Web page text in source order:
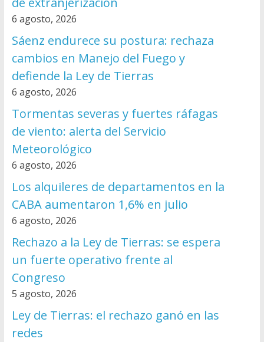
6 agosto, 2026
Sáenz endurece su postura: rechaza
cambios en Manejo del Fuego y
defiende la Ley de Tierras
6 agosto, 2026
Tormentas severas y fuertes ráfagas
de viento: alerta del Servicio
Meteorológico
6 agosto, 2026
Los alquileres de departamentos en la
CABA aumentaron 1,6% en julio
6 agosto, 2026
Rechazo a la Ley de Tierras: se espera
un fuerte operativo frente al
Congreso
5 agosto, 2026
Ley de Tierras: el rechazo ganó en las
redes